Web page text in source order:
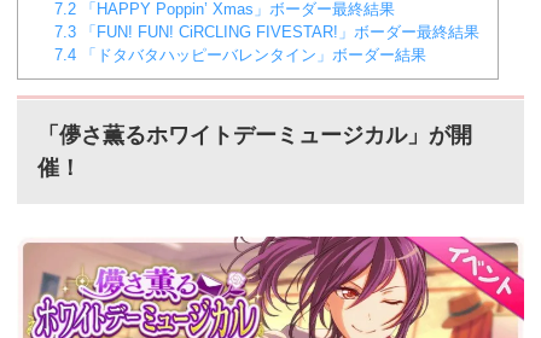
7.2 「HAPPY Poppin’ Xmas」ボーダー最終結果
7.3 「FUN! FUN! CiRCLING FIVESTAR!」ボーダー最終結果
7.4 「ドタバタハッピーバレンタイン」ボーダー結果
「儚さ薫るホワイトデーミュージカル」が開
催！